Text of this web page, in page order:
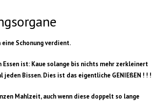
Schonung verdient.
ist: Kaue solange bis nichts mehr zerkleinert
jeden Bissen. Dies ist das eigentliche GENIEßEN ! ! !
Mahlzeit, auch wenn diese doppelt so lange